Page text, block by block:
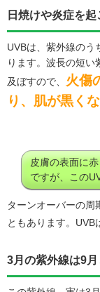
日焼けや炎症を
UVBは、紫外線のう
ります。波長の短
及ぼすので、
火傷
り、肌が黒く
皮膚の表面に
ですが、この
ターンオーバーの周
ともあります。UVB
3月の紫外線は9